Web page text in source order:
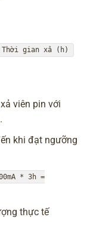
Thời gian xả (h)
viên pin với
.
khi đạt ngưỡng
* 3h =
thực tế